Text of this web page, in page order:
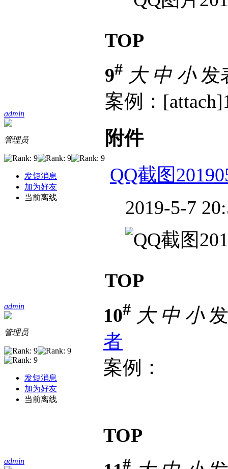
TOP
admin
管理员
发短消息
加为好友
当前离线
9# 大 中 小发
案例：
附件
QQ截图
2019-5-7
TOP
admin
管理员
发短消息
加为好友
当前离线
10# 大 中 小
者
案例：
TOP
admin #